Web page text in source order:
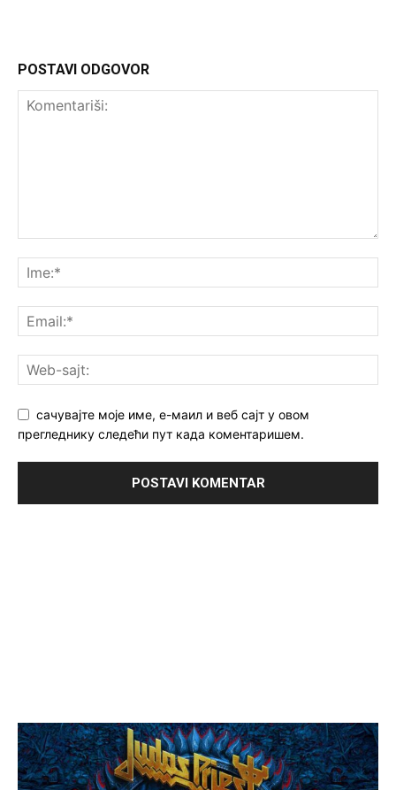
POSTAVI ODGOVOR
сачувајте моје име, е-маил и веб сајт у овом
прегледнику следећи пут када коментаришем.